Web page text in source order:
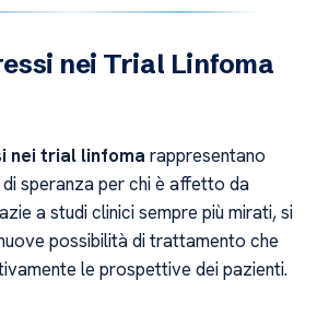
nei Trial Linfoma
nei trial linfoma rappresentano
speranza per chi è affetto da
a studi clinici sempre più mirati, si
possibilità di trattamento che
le prospettive dei pazienti.